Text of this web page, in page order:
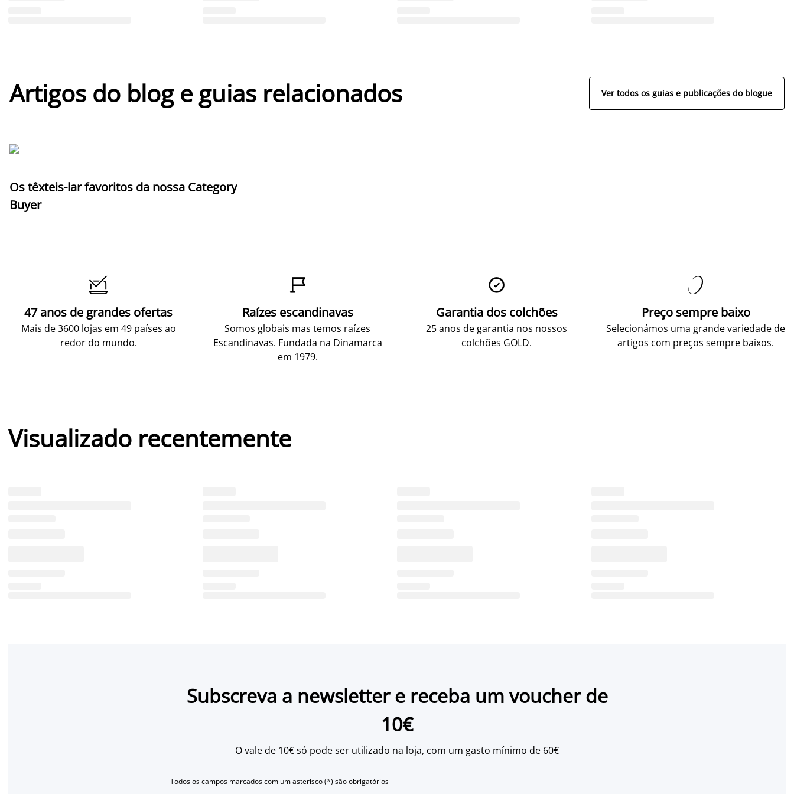
Artigos do blog e guias relacionados Ver todos os guias e publicações do blogue
Os têxteis-lar favoritos da nossa Category
Buyer

47 anos de grandes ofertas
Mais de 3600 lojas em 49 países ao
redor do mundo.

Raízes escandinavas
Somos globais mas temos raízes
Escandinavas. Fundada na Dinamarca
em 1979.

Garantia dos colchões
25 anos de garantia nos nossos
colchões GOLD.

Preço sempre baixo
Selecionámos uma grande variedade de
artigos com preços sempre baixos.
Visualizado recentemente
Subscreva a newsletter e receba um voucher de
10€
O vale de 10€ só pode ser utilizado na loja, com um gasto mínimo de 60€
Todos os campos marcados com um asterisco (*) são obrigatórios